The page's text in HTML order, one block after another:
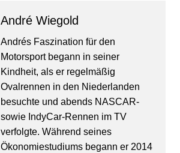
André Wiegold
Andrés Faszination für den
Motorsport begann in seiner
Kindheit, als er regelmäßig
Ovalrennen in den Niederlanden
besuchte und abends NASCAR-
sowie IndyCar-Rennen im TV
verfolgte. Während seines
Ökonomiestudiums begann er 2014